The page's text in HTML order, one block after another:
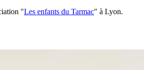
"Les enfants du Tarmac" à Lyon.